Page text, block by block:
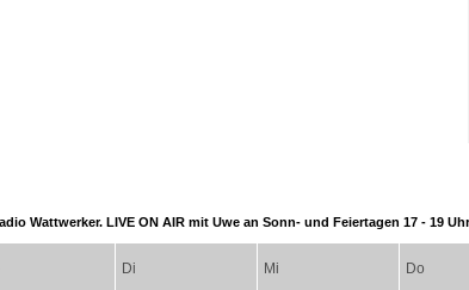
Wattwerker. LIVE ON AIR mit Uwe an Sonn- und Feiertagen 17 - 19
Di Mi Do